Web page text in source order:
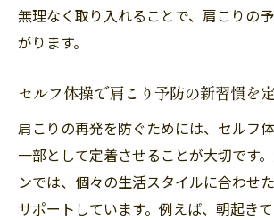
無理なく取り入れることで、肩こりの
がります。
セルフ体操で肩こり予防の新習慣を
肩こりの再発を防ぐためには、セルフ
一部として定着させることが大切です
ンでは、個々の生活スタイルに合わせ
サポートしています。例えば、朝起き